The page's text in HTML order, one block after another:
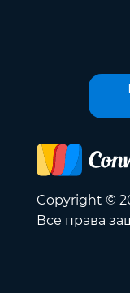
Copyright ©
Все права